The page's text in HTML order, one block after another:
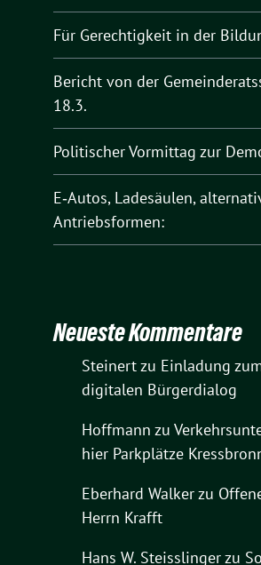
Für Gerechtigkeit in der
Bericht von der
18.3.
Politischer Vormittag zur
E‑Autos, Ladesäulen,
Antriebsformen:
Neueste Kommentare
Steinertzu Einladung
digitalen Bürgerdialog
Hoffmann zu
hier Parkplätze
Eberhard Walkerzu
Herrn Krafft
Hans W. Steisslingerzu